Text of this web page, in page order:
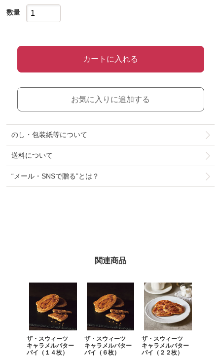
数量
カートに入れる
お気に入りに追加する
のし・包装紙等について
送料について
“メール・SNSで贈る”とは？
関連商品
ザ・スウィーツ
キャラメルバター
パイ（１４枚）
ザ・スウィーツ
キャラメルバター
パイ（６枚）
ザ・スウィーツ
キャラメルバター
パイ（２２枚）